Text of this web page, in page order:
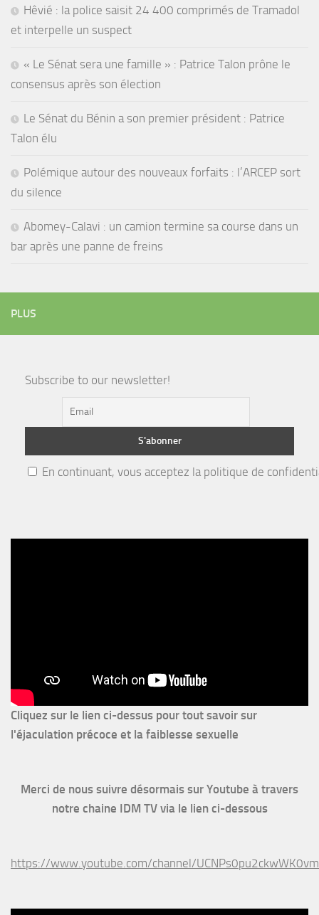
Hêvié : la police saisit 24 400 comprimés de Tramadol
et interpelle un suspect
« Le Sénat sera une famille » : Patrice Talon prône le
consensus après son élection
Le Sénat du Bénin a son premier président : Patrice
Talon élu
Polémique autour des nouveaux forfaits : l’ARCEP sort
du silence
Abomey-Calavi : un camion termine sa course dans un
bar après une panne de freins
PLUS
Subscribe to our newsletter!
En continuant, vous acceptez la politique de
Cliquez sur le lien ci-dessus pour tout savoir sur
l'éjaculation précoce et la faiblesse sexuelle
Merci de nous suivre désormais sur Youtube à travers
notre chaine IDM TV via le lien ci-dessous
https://www.youtube.com/channel/